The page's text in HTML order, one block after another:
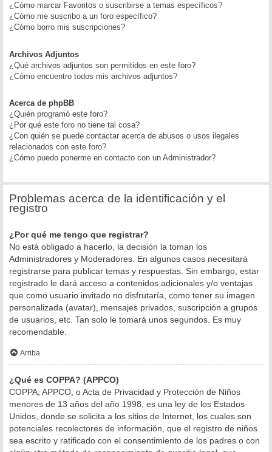
¿Cómo marcar Favoritos o suscribirse a temas específicos?
¿Cómo me suscribo a un foro específico?
¿Cómo borro mis suscripciones?
Archivos Adjuntos
¿Qué archivos adjuntos son permitidos en este foro?
¿Cómo encuentro todos mis archivos adjuntos?
Acerca de phpBB
¿Quién programó este foro?
¿Por qué este foro no tiene tal cosa?
¿Con quién se puede contactar acerca de abusos o usos ilegales
relacionados con este foro?
¿Cómo puedo ponerme en contacto con un Administrador?
Problemas acerca de la identificación y el
registro
¿Por qué me tengo que registrar?
No está obligado a hacerlo, la decisión la toman los
Administradores y Moderadores. En algunos casos necesitará
registrarse para publicar temas y respuestas. Sin embargo, estar
registrado le dará acceso a contenidos adicionales y/o ventajas
que como usuario invitado no disfrutaría, como tener su imagen
personalizada (avatar), mensajes privados, suscripción a grupos
de usuarios, etc. Tan solo le tomará unos segundos. Es muy
recomendable.
Arriba
¿Qué es COPPA? (APPCO)
COPPA, APPCO, o Acta de Privacidad y Protección de Niños
menores de 13 años del año 1998, es una ley de los Estados
Unidos, donde se solicita a los sitios de Internet, los cuales son
potenciales recolectores de información, que el registro de niños
sea escrito y ratificado con el consentimiento de los padres o con